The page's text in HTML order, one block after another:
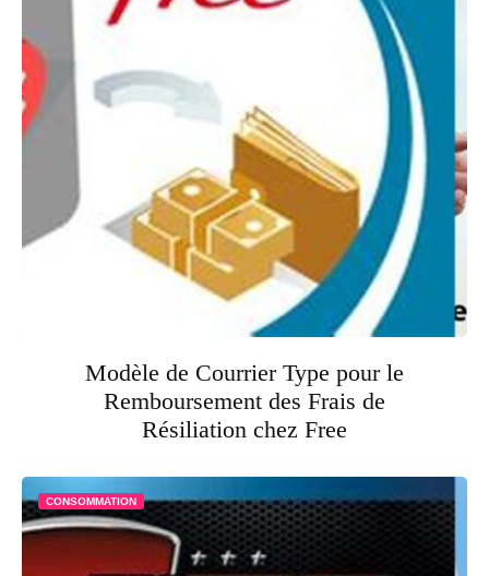
Modèle de Courrier Type pour le
Remboursement des Frais de
Résiliation chez Free
CONSOMMATION